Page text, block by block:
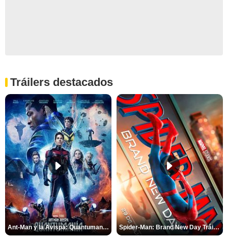
Tráilers destacados
Ant-Man y la Avispa: Quantumanía Tráiler (2) Spider-Man: Brand New Day Tráiler (3)